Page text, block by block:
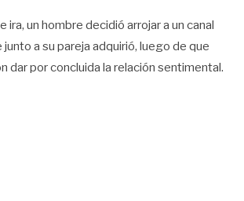
ira, un hombre decidió arrojar a un canal
a su pareja adquirió, luego de que
dar por concluida la relación sentimental.